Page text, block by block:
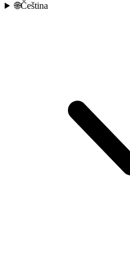
🌐Čeština